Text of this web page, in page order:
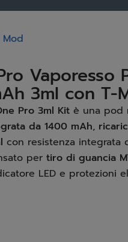
Mod
Vaporesso
3ml con T-
Pro 3ml Kit è una pod
da 1400 mAh,
con resistenza integrata
per tiro di guancia
LED e protezioni